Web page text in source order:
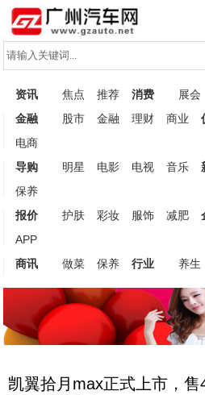
资讯 焦点 推荐 消费 展会
金融
股市 金融 理财 商业
电商
导购
明星 电影 电视 音乐
保养
报价
护肤 彩妆 服饰 减肥
APP
商讯
做菜 保养 行业 养生
凯翼拾月max正式上市，